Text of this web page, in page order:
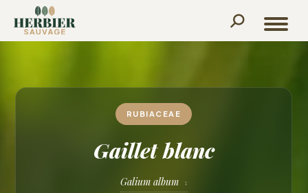
Recherche
:
RUBIACEAE
Gaillet blanc
Galium album ↕